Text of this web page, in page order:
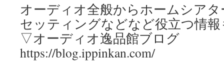
オーディオ全般からホームシア
セッティングなどなど役立つ情
▽オーディオ逸品館ブログ
https://blog.ippinkan.com/